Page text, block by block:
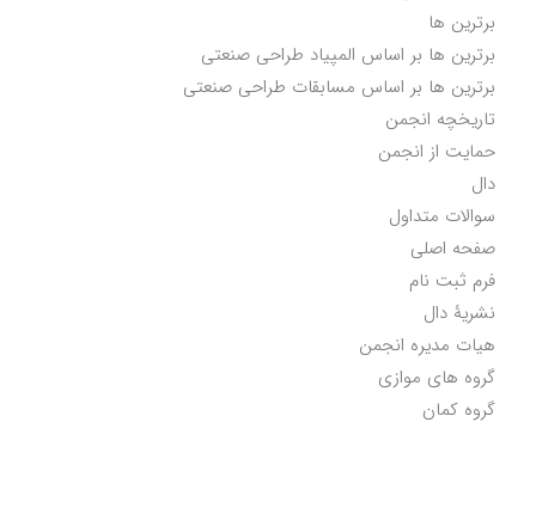
برترین ها
برترین ها بر اساس المپیاد طراحی صنعتی
برترین ها بر اساس مسابقات طراحی صنعتی
تاریخچه انجمن
حمایت از انجمن
دال
سوالات متداول
صفحه اصلی
فرم ثبت نام
نشریۀ دال
هیات مدیره انجمن
گروه های موازی
گروه کمان